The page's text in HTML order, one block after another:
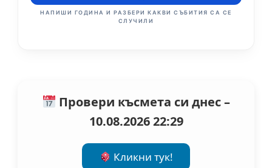
НАПИШИ ГОДИНА И РАЗБЕРИ КАКВИ СЪБИТИЯ СА СЕ
СЛУЧИЛИ
Провери късмета си днес –
10.08.2026 22:29
Кликни тук!